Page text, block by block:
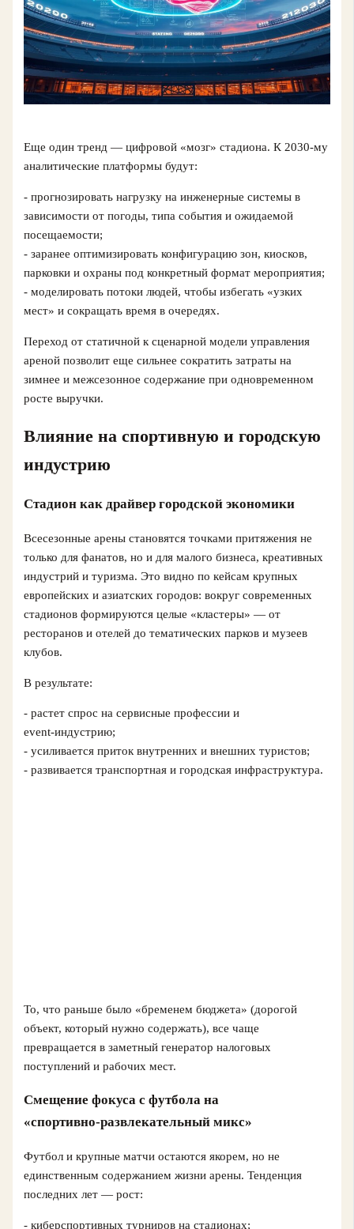
Еще один тренд — цифровой «мозг» стадиона. К 2030‑му
аналитические платформы будут:
- прогнозировать нагрузку на инженерные системы в
зависимости от погоды, типа события и ожидаемой
посещаемости;
- заранее оптимизировать конфигурацию зон, киосков,
парковки и охраны под конкретный формат мероприятия;
- моделировать потоки людей, чтобы избегать «узких
мест» и сокращать время в очередях.
Переход от статичной к сценарной модели управления
ареной позволит еще сильнее сократить затраты на
зимнее и межсезонное содержание при одновременном
росте выручки.
Влияние на спортивную и городскую
индустрию
Стадион как драйвер городской экономики
Всесезонные арены становятся точками притяжения не
только для фанатов, но и для малого бизнеса, креативных
индустрий и туризма. Это видно по кейсам крупных
европейских и азиатских городов: вокруг современных
стадионов формируются целые «кластеры» — от
ресторанов и отелей до тематических парков и музеев
клубов.
В результате:
- растет спрос на сервисные профессии и
event‑индустрию;
- усиливается приток внутренних и внешних туристов;
- развивается транспортная и городская инфраструктура.
То, что раньше было «бременем бюджета» (дорогой
объект, который нужно содержать), все чаще
превращается в заметный генератор налоговых
поступлений и рабочих мест.
Смещение фокуса с футбола на
«спортивно‑развлекательный микс»
Футбол и крупные матчи остаются якорем, но не
единственным содержанием жизни арены. Тенденция
последних лет — рост:
- киберспортивных турниров на стадионах;